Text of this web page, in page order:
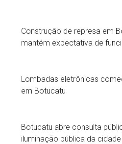
Construção de represa em
mantém expectativa de
Lombadas eletrônicas
em Botucatu
Botucatu abre consulta
iluminação pública da cidade